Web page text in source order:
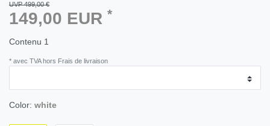
UVP 499,00 €
149,00 EUR *
Contenu 1
* avec TVA hors Frais de livraison
Color: white